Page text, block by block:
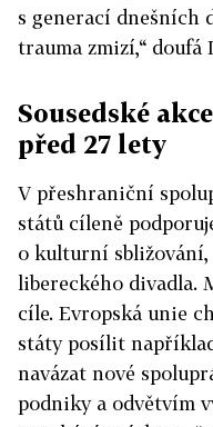
s generací dnešních
trauma zmizí,“ doufá
Sousedské
před 27 lety
V přeshraniční
států cíleně
o kulturní
libereckého divadla.
cíle. Evropská unie
státy posílit
navázat nové
podniky a odvětvím